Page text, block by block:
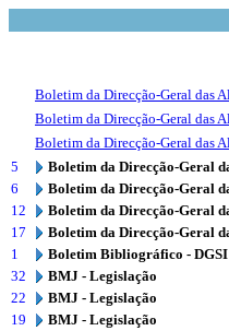
Boletim da Direcção-Geral das
Boletim da Direcção-Geral das
Boletim da Direcção-Geral das
5
Boletim da Direcção-Geral
6
Boletim da Direcção-Geral
12
Boletim da Direcção-Geral
17
Boletim da Direcção-Geral
1
Boletim Bibliográfico - DGSI
32
BMJ - Legislação
22
BMJ - Legislação
19
BMJ - Legislação